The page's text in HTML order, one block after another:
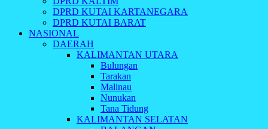
DPRD KUTAI KARTANEGARA
DPRD KUTAI BARAT
NASIONAL
DAERAH
KALIMANTAN UTARA
Bulungan
Tarakan
Malinau
Nunukan
Tana Tidung
KALIMANTAN SELATAN